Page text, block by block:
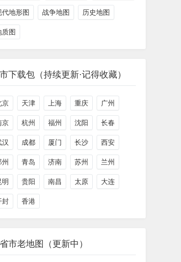
代地形图 战争地图 历史地图
质图
下载包（持续更新·记得收藏）
京 天津 上海 重庆 广州
京 杭州 福州 沈阳 长春
汉 成都 厦门 长沙 西安
青岛 济南 苏州 兰州
明 贵阳 南昌 太原 大连
封 香港
市老地图（更新中）